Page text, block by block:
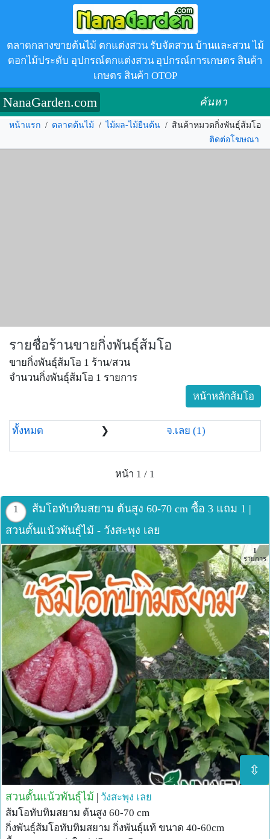
ตลาดกลางขายต้นไม้ ตกแต่งสวน รับจัดสวน บ้านและสวน ไม้
ดอกไม้ประดับ อุปกรณ์ตกแต่งสวน อุปกรณ์การเกษตร สินค้า
เกษตร สินค้า OTOP
NanaGarden.com ค้นหา
หน้าแรก / ตลาดต้นไม้ / ไม้ผล-ไม้ยืนต้น / สินค้าหมวดกิ่งพันธุ์ส้มโอ
ติดต่อโฆษณา
รายชื่อร้านขายกิ่งพันธุ์ส้มโอ
ขายกิ่งพันธุ์ส้มโอ 1 ร้าน/สวน
จำนวนกิ่งพันธุ์ส้มโอ 1 รายการ
หน้าหลักส้มโอ
ทั้งหมด ❯ จ.เลย (1)
หน้า 1 / 1
1
ส้มโอทับทิมสยาม ต้นสูง 60-70 cm ซื้อ 3 แถม 1 |
สวนตั้นแน้วพันธุ์ไม้ - วังสะพุง เลย
⇳
1
รายการ
สวนตั้นแน้วพันธุ์ไม้ | วังสะพุง เลย
ส้มโอทับทิมสยาม ต้นสูง 60-70 cm
กิ่งพันธุ์ส้มโอทับทิมสยาม กิ่งพันธุ์แท้ ขนาด 40-60cm